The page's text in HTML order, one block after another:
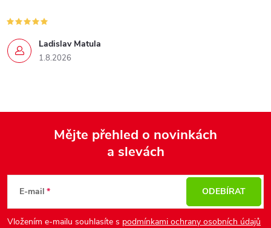
Ladislav Matula
1.8.2026
Mějte přehled o novinkách
a slevách
E-mail
Vložením e-mailu souhlasíte s podmínkami ochrany osobních údajů
ODEBÍRAT